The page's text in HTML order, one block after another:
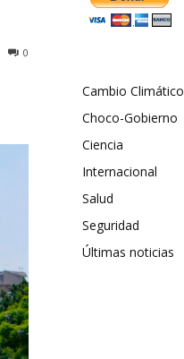
0
Cambio Climático
Choco-Gobierno
Ciencia
Internacional
Salud
Seguridad
Últimas noticias